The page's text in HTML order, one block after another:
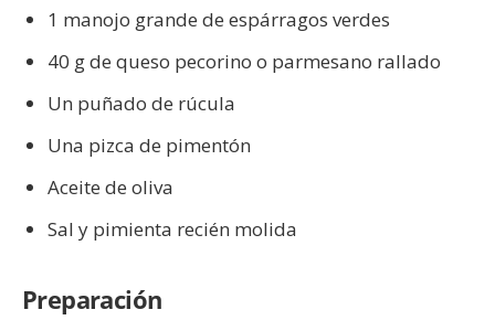
1 manojo grande de espárragos verdes
40 g de queso pecorino o parmesano rallado
Un puñado de rúcula
Una pizca de pimentón
Aceite de oliva
Sal y pimienta recién molida
Preparación